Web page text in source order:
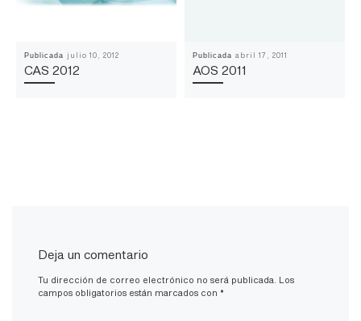
Publicada julio 10, 2012
CAS 2012
Publicadaabril 17, 2011
AOS 2011
Deja un comentario
Tu dirección de correo electrónico no será publicada.
Los
campos obligatorios están marcados con *